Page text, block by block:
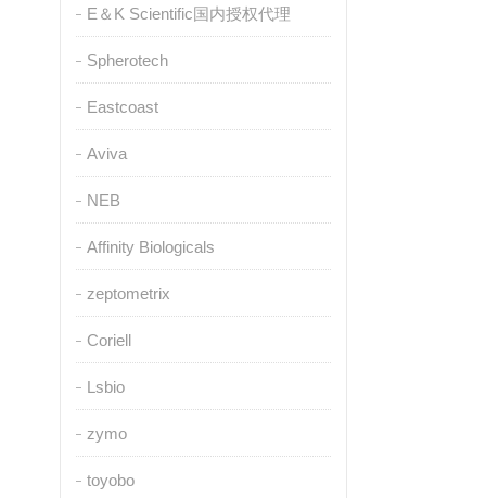
E＆K Scientific国内授权代理
Spherotech
Eastcoast
Aviva
NEB
Affinity Biologicals
zeptometrix
Coriell
Lsbio
zymo
toyobo